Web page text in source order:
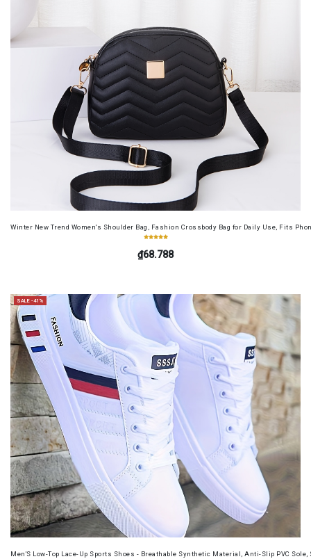
Winter New Trend Women's Shoulder Bag, Fashion Crossbody Bag for Daily Use, Fits
₫68.788
SALE -41%
Men'S Low-Top Lace-Up Sports Shoes - Breathable Synthetic Material, Anti-Slip PVC